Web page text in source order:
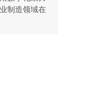
制造领域在